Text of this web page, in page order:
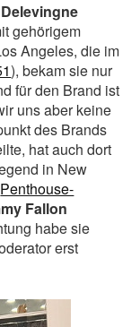
gehörigem
Angeles, die im
), bekam sie nur
für den Brand ist
uns aber keine
des Brands
hat auch dort
in New
Penthouse-
Fallon
habe sie
erst